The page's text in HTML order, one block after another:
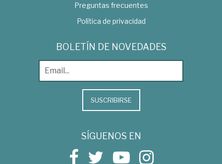
Preguntas frecuentes
Política de privacidad
BOLETÍN DE NOVEDADES
SUSCRIBIRSE
SÍGUENOS EN